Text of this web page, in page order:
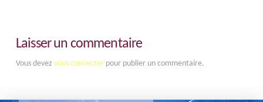
Laisser un commentaire
Vous devez vous connecterpour publier un commentaire.